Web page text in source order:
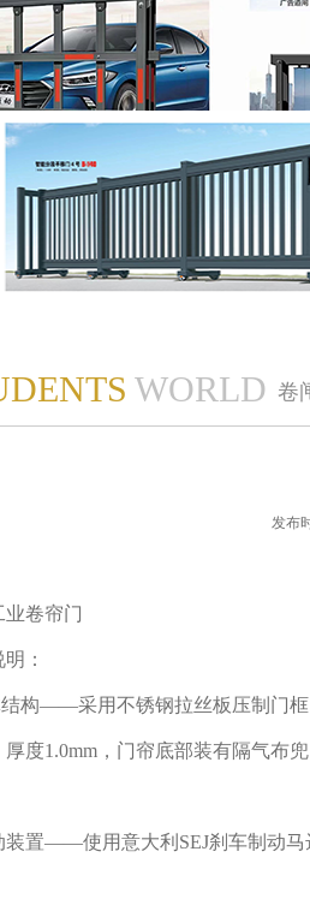
WORLD 卷
发布
业卷帘门
：
结构——采用不锈钢拉丝板压制门框
厚度1.0mm，门帘底部装有隔气布
装置——使用意大利SEJ刹车制动马